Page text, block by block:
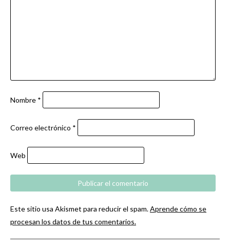
Nombre *
Correo electrónico *
Web
Este sitio usa Akismet para reducir el spam.Aprende cómo se
procesan los datos de tus comentarios.